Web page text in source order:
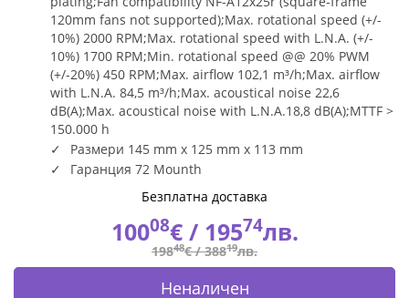
120mm fans not supported);Max. rotational speed (+/-
10%) 2000 RPM;Max. rotational speed with L.N.A. (+/-
10%) 1700 RPM;Min. rotational speed @@ 20% PWM
(+/-20%) 450 RPM;Max. airflow 102,1 m³/h;Max. airflow
with L.N.A. 84,5 m³/h;Max. acoustical noise 22,6
dB(A);Max. acoustical noise with L.N.A.18,8 dB(A);MTTF >
150.000 h
Размери 145 mm x 125 mm x 113 mm
Гаранция 72 Mounth
Безплатна доставка
10008€ / 19574лв.
19848€ /38819лв.
Неналичен